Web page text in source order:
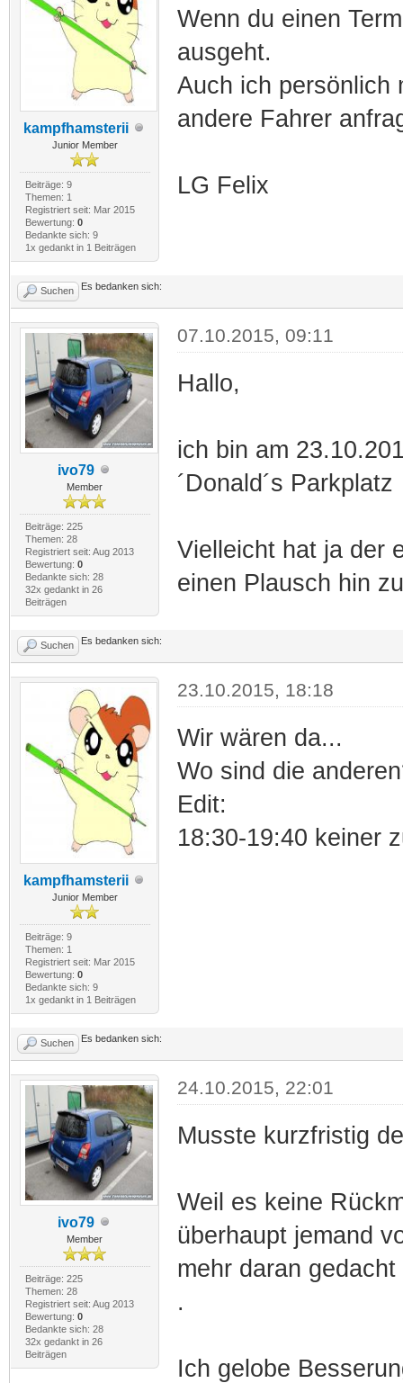
kampfhamsterii
Junior Member
Beiträge: 9
Themen: 1
Registriert seit: Mar 2015
Bewertung: 0
Bedankte sich: 9
1x gedankt in 1 Beiträgen
Wenn du einen
ausgeht.
Auch ich persönlich
andere Fahrer
LG Felix
Suchen Es bedanken sich:
ivo79
Member
Beiträge: 225
Themen: 28
Registriert seit: Aug 2013
Bewertung: 0
Bedankte sich: 28
32x gedankt in 26
Beiträgen
07.10.2015, 09:11
Hallo,
ich bin am
´Donald´s Parkplatz
Vielleicht hat ja der
einen Plausch hin
Suchen Es bedanken sich:
kampfhamsterii
Junior Member
Beiträge: 9
Themen: 1
Registriert seit: Mar 2015
Bewertung: 0
Bedankte sich: 9
1x gedankt in 1 Beiträgen
23.10.2015, 18:18
Wir wären da...
Wo sind die
Edit:
18:30-19:40 keiner
Suchen Es bedanken sich:
ivo79
Member
Beiträge: 225
Themen: 28
Registriert seit: Aug 2013
Bewertung: 0
Bedankte sich: 28
32x gedankt in 26
Beiträgen
24.10.2015, 22:01
Musste kurzfristig
Weil es keine
überhaupt jemand
mehr daran
.
Ich gelobe